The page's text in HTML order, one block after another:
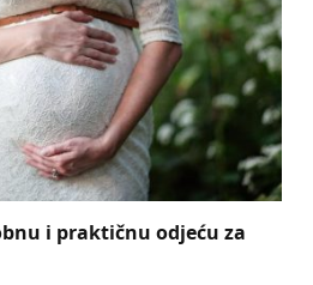
i praktičnu odjeću za